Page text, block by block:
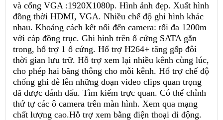
và cổng VGA :1920X1080p. Hình ảnh đẹp. Xuất hình
đồng thời HDMI, VGA. Nhiều chế độ ghi hình khác
nhau. Khoảng cách kết nối đến camera: tối đa 1200m
với cáp đồng trục. Ghi hình trên ổ cứng SATA gắn
trong, hổ trợ 1 ổ cứng. Hổ trợ H264+ tăng gấp đôi
thời gian lưu trữ. Hỗ trợ xem lại nhiều kênh cùng lúc,
cho phép hai băng thông cho mỗi kênh. Hổ trợ chế độ
chống ghi đè lên những đoạn video clips quan trọng
đã được đánh dấu. Tìm kiếm trực quan. Có thể chỉnh
thứ tự các ô camera trên màn hình. Xem qua mạng
chất lượng cao.Hỗ trợ xem bằng điện thoại di động.